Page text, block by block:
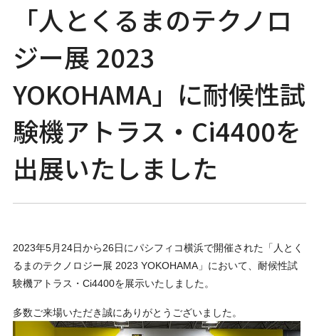
「⼈とくるまのテクノロ
ジー展 2023
YOKOHAMA」に耐候性試
験機アトラス・Ci4400を
出展いたしました
2023年5月24日から26日にパシフィコ横浜で開催された「⼈とく
るまのテクノロジー展 2023 YOKOHAMA」において、耐候性試
験機アトラス・Ci4400を展示いたしました。
多数ご来場いただき誠にありがとうございました。